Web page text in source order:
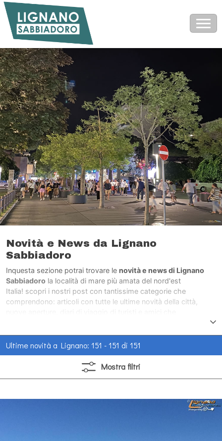
Novità e News da Lignano
Sabbiadoro
Inquesta sezione potrai trovare le novità e news di Lignano
Sabbiadoro la località di mare più amata del nord'est
Italia! scopri i nostri post con tantissime categorie che
comprendono: articoli con tutte le ultime novità della città,
Ultime novità a Lignano: 151 - 151 di 151
Mostra filtri